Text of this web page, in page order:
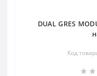
DUAL GRES
Код